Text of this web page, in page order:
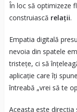
În loc să optimizeze
construiască relații.
Empatia digitală
nevoia din spatele
tristețe, ci să
aplicație care îți
întreabă „vrei să te
Aceasta este direcția